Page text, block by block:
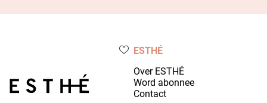
ESTHÉ
Over ESTHÉ
Word abonnee
Contact